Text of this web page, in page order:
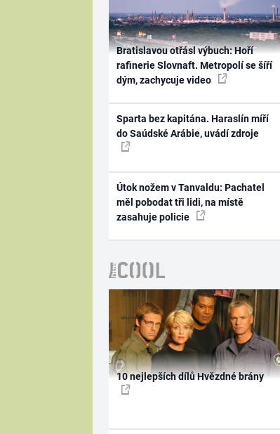
Bratislavou otřásl výbuch: Hoří
rafinerie Slovnaft. Metropolí se šíří
dým, zachycuje video
Sparta bez kapitána. Haraslín míří
do Saúdské Arábie, uvádí zdroje
Útok nožem v Tanvaldu: Pachatel
měl pobodat tři lidi, na místě
zasahuje policie
10 nejlepších dílů Hvězdné brány